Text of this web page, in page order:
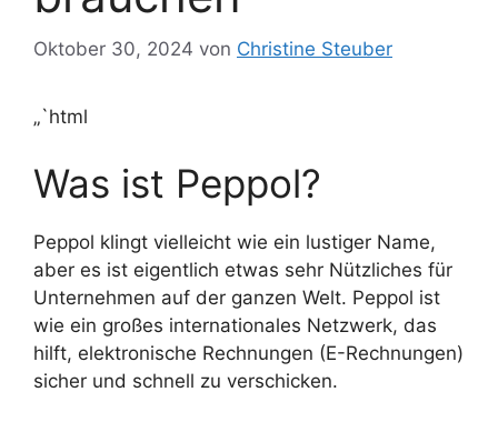
Oktober 30, 2024 von Christine Steuber
„`html
Was ist Peppol?
Peppol klingt vielleicht wie ein lustiger Name,
aber es ist eigentlich etwas sehr Nützliches für
Unternehmen auf der ganzen Welt. Peppol ist
wie ein großes internationales Netzwerk, das
hilft, elektronische Rechnungen (E-Rechnungen)
sicher und schnell zu verschicken.